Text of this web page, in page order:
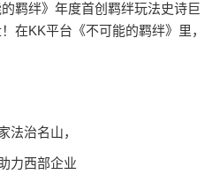
羁绊》年度首创羁绊玩法史诗巨
在KK平台《不可能的羁绊》里，
法治名山，
力西部企业